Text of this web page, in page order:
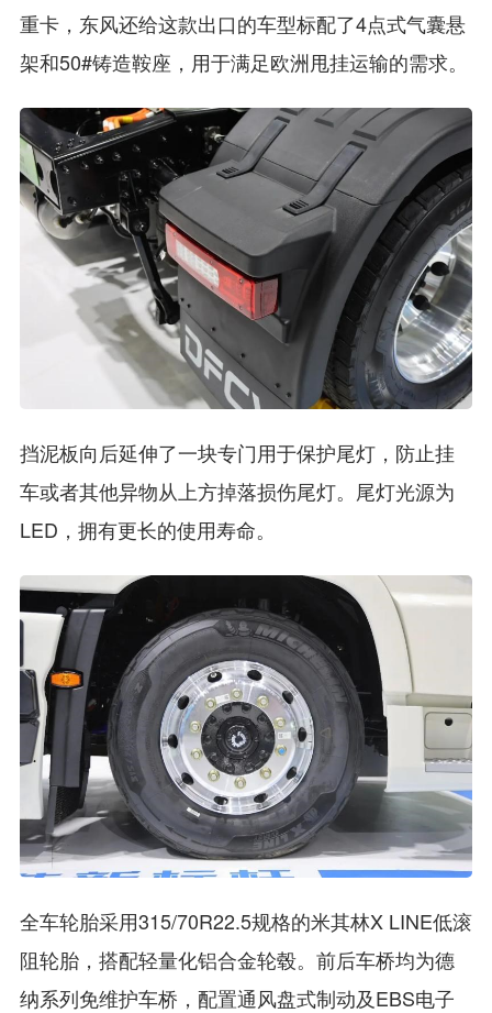
重卡，东风还给这款出口的车型标配了4点式气囊悬
架和50#铸造鞍座，用于满足欧洲甩挂运输的需求。
挡泥板向后延伸了一块专门用于保护尾灯，防止挂
车或者其他异物从上方掉落损伤尾灯。尾灯光源为
LED，拥有更长的使用寿命。
全车轮胎采用315/70R22.5规格的米其林X LINE低滚
阻轮胎，搭配轻量化铝合金轮毂。前后车桥均为德
纳系列免维护车桥，配置通风盘式制动及EBS电子